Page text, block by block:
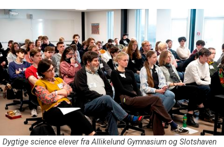
Dygtige science elever fra Allikelund Gymnasium og Slotshaven